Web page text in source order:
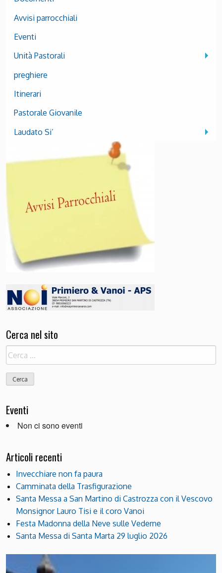
Avvisi parrocchiali
Eventi
Unità Pastorali
preghiere
Itinerari
Pastorale Giovanile
Laudato Si’
Cerca nel sito
Ricerca
per:
Eventi
Non ci sono eventi
Articoli recenti
Invecchiare non fa paura
Camminata della Trasfigurazione
Santa Messa a San Martino di Castrozza con il Vescovo
Monsignor Lauro Tisi e il coro Vanoi
Festa Madonna della Neve sulle Vederne
Santa Messa di Santa Marta 29 luglio 2026